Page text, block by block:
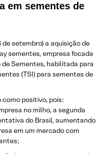
em sementes de
setembro) a aquisição de
sementes, empresa focada
Sementes, habilitada para
(TSI) para sementes de
positivo, pois:
no milho, a segunda
do Brasil, aumentando
em um mercado com